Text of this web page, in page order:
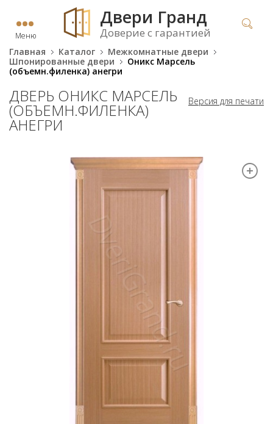
Меню
Двери Гранд
Доверие с гарантией
Главная Каталог
Межкомнатные двери
Шпонированные двери
Оникс Марсель
(объемн.филенка) анегри
Версия для печати
ДВЕРЬ ОНИКС МАРСЕЛЬ
(ОБЪЕМН.ФИЛЕНКА)
АНЕГРИ